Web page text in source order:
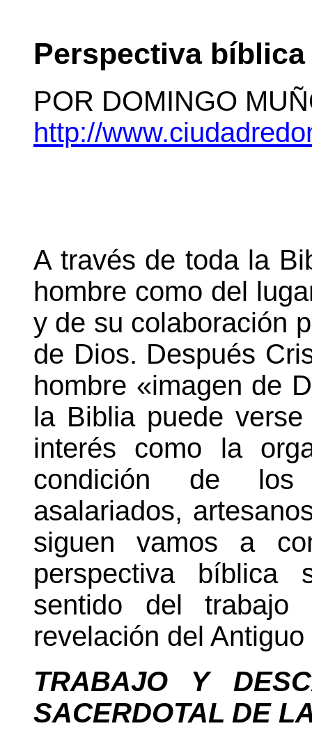
Perspectiva
POR DOMINGO
http://www.ciudadre
A través de toda la
hombre como del
y de su colaboración
de Dios. Después
hombre «imagen de
la Bibliapuede verse
interés como la
condición de los
asalariados,
siguen vamos a
perspectiva
sentido del
revelación del
TRABAJO Y
SACERDOTAL DE